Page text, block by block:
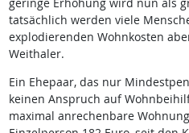
tatsächlich werden viele
explodierenden Wohnkosten
Weithaler.
Ein Ehepaar, das nur
keinen Anspruch auf
maximal anrechenbare